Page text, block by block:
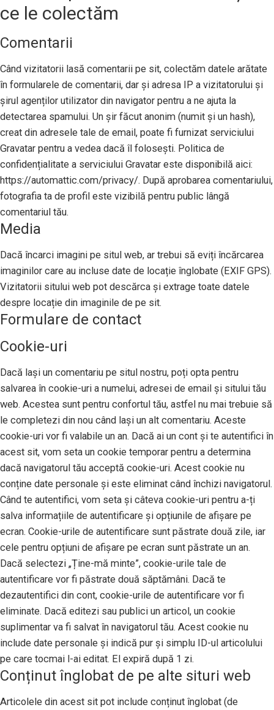
ce le colectăm
Comentarii
Când vizitatorii lasă comentarii pe sit, colectăm datele arătate
în formularele de comentarii, dar și adresa IP a vizitatorului și
șirul agenților utilizator din navigator pentru a ne ajuta la
detectarea spamului. Un șir făcut anonim (numit și un hash),
creat din adresele tale de email, poate fi furnizat serviciului
Gravatar pentru a vedea dacă îl folosești. Politica de
confidențialitate a serviciului Gravatar este disponibilă aici:
https://automattic.com/privacy/. După aprobarea comentariului,
fotografia ta de profil este vizibilă pentru public lângă
comentariul tău.
Media
Dacă încarci imagini pe situl web, ar trebui să eviți încărcarea
imaginilor care au incluse date de locație înglobate (EXIF GPS).
Vizitatorii sitului web pot descărca și extrage toate datele
despre locație din imaginile de pe sit.
Formulare de contact
Cookie-uri
Dacă lași un comentariu pe situl nostru, poți opta pentru
salvarea în cookie-uri a numelui, adresei de email și sitului tău
web. Acestea sunt pentru confortul tău, astfel nu mai trebuie să
le completezi din nou când lași un alt comentariu. Aceste
cookie-uri vor fi valabile un an. Dacă ai un cont și te autentifici în
acest sit, vom seta un cookie temporar pentru a determina
dacă navigatorul tău acceptă cookie-uri. Acest cookie nu
conține date personale și este eliminat când închizi navigatorul.
Când te autentifici, vom seta și câteva cookie-uri pentru a-ți
salva informațiile de autentificare și opțiunile de afișare pe
ecran. Cookie-urile de autentificare sunt păstrate două zile, iar
cele pentru opțiuni de afișare pe ecran sunt păstrate un an.
Dacă selectezi „Ține-mă minte”, cookie-urile tale de
autentificare vor fi păstrate două săptămâni. Dacă te
dezautentifici din cont, cookie-urile de autentificare vor fi
eliminate. Dacă editezi sau publici un articol, un cookie
suplimentar va fi salvat în navigatorul tău. Acest cookie nu
include date personale și indică pur și simplu ID-ul articolului
pe care tocmai l-ai editat. El expiră după 1 zi.
Conținut înglobat de pe alte situri web
Articolele din acest sit pot include conținut înglobat (de